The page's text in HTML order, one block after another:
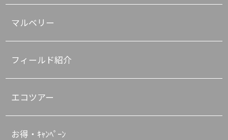
マルベリー
フィールド紹介
エコツアー
お得・ｷｬﾝﾍﾟｰﾝ